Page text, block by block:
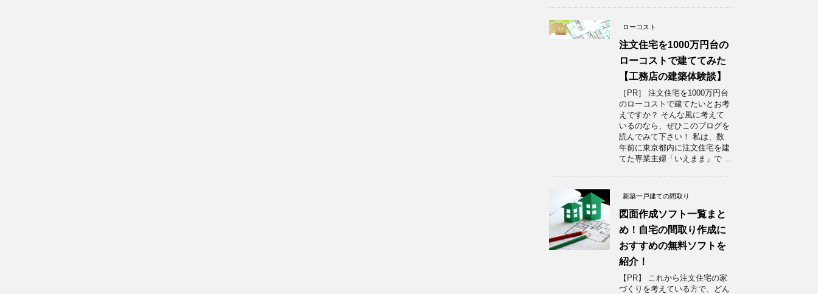
ローコスト
注文住宅を1000万円台の
ローコストで建ててみた
【工務店の建築体験談】
［PR］ 注文住宅を1000万円台
のローコストで建てたいとお考
えですか？ そんな風に考えて
いるのなら、ぜひこのブログを
読んでみて下さい！ 私は、数
年前に東京都内に注文住宅を建
てた専業主婦「いえまま」で ...
新築一戸建ての間取り
図面作成ソフト一覧まと
め！自宅の間取り作成に
おすすめの無料ソフトを
紹介！
【PR】 これから注文住宅の家
づくりを考えている方で、どん